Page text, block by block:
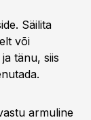
Säilita
või
tänu, siis
armuline